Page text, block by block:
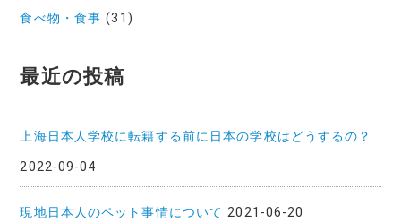
食べ物・食事 (31)
最近の投稿
上海日本人学校に転籍する前に日本の学校はどうするの？
2022-09-04
現地日本人のペット事情について 2021-06-20